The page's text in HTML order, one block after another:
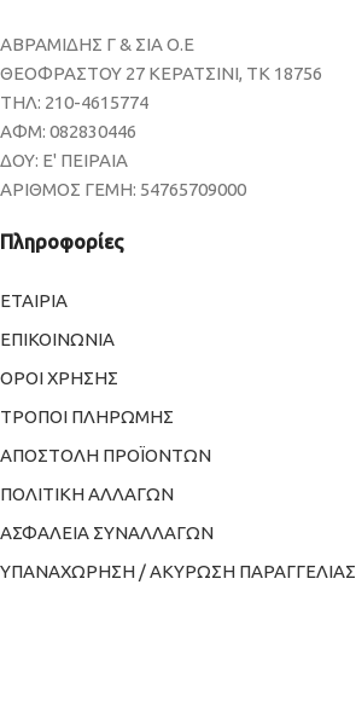
ΑΒΡΑΜΙΔΗΣ Γ & ΣΙΑ Ο.Ε
ΘΕΟΦΡΑΣΤΟΥ 27 ΚΕΡΑΤΣΙΝΙ, ΤΚ 18756
ΤΗΛ: 210-4615774
ΑΦΜ: 082830446
ΔΟΥ: Ε' ΠΕΙΡΑΙΑ
ΑΡΙΘΜΟΣ ΓΕΜΗ: 54765709000
Πληροφορίες
ΕΤΑΙΡΙΑ
ΕΠΙΚΟΙΝΩΝΙΑ
ΟΡΟΙ ΧΡΗΣΗΣ
ΤΡΟΠΟΙ ΠΛΗΡΩΜΗΣ
ΑΠΟΣΤΟΛΗ ΠΡΟΪΟΝΤΩΝ
ΠΟΛΙΤΙΚΗ ΑΛΛΑΓΩΝ
ΑΣΦΑΛΕΙΑ ΣΥΝΑΛΛΑΓΩΝ
ΥΠΑΝΑΧΩΡΗΣΗ / ΑΚΥΡΩΣΗ ΠΑΡΑΓΓΕΛΙΑΣ